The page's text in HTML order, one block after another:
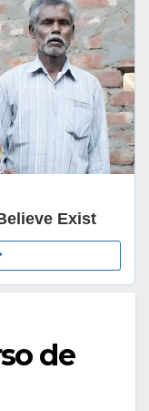
de